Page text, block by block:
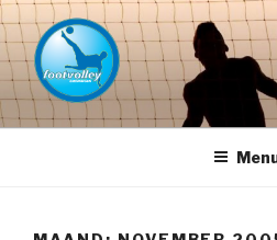
Naar
de
inhoud
springen
FOOTVOLLEY
THE HOME OF